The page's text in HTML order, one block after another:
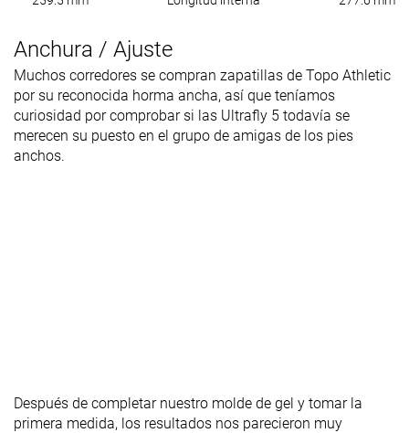
Anchura / Ajuste
Muchos corredores se compran zapatillas de Topo Athletic
por su reconocida horma ancha, así que teníamos
curiosidad por comprobar si las Ultrafly 5 todavía se
merecen su puesto en el grupo de amigas de los pies
anchos.
Después de completar nuestro molde de gel y tomar la
primera medida, los resultados nos parecieron muy